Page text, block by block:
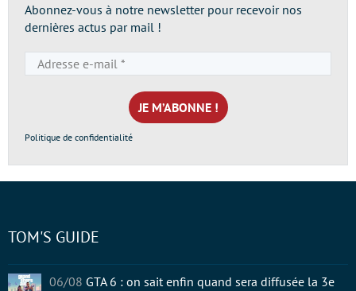
Abonnez-vous à notre newsletter pour recevoir nos
dernières actus par mail !
e-
mail
*
Politique de confidentialité
TOM'S GUIDE
06/08 GTA 6 : on sait enfin quand sera diffusée la 3e